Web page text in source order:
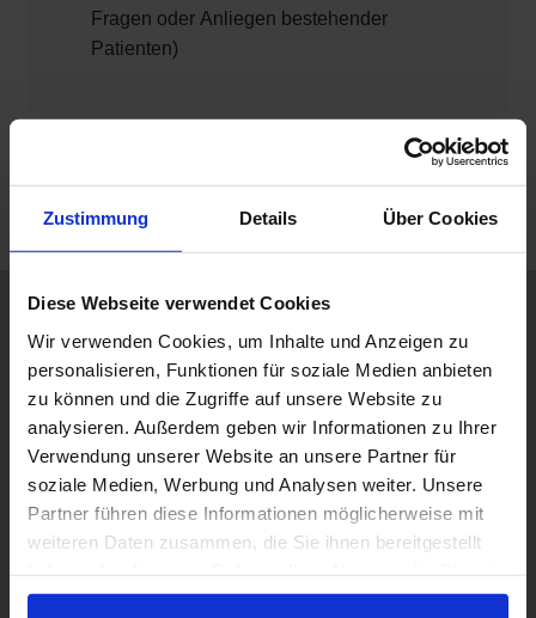
Zustimmung Details Über Cookies
Diese Webseite verwendet Cookies
Wir verwenden Cookies, um Inhalte und Anzeigen zu
personalisieren, Funktionen für soziale Medien anbieten
zu können und die Zugriffe auf unsere Website zu
analysieren. Außerdem geben wir Informationen zu Ihrer
Verwendung unserer Website an unsere Partner für
soziale Medien, Werbung und Analysen weiter. Unsere
Partner führen diese Informationen möglicherweise mit
weiteren Daten zusammen, die Sie ihnen bereitgestellt
gesammelt haben.
Fragen oder Anliegen bestehender
Patienten)
ANSCHRIFT
Die 5-Sterne Praxis – Dr. Gal
Schönbornstraße 32
76698 Ubstadt-Weiher (OT Stettfeld)
Google Maps öffnen